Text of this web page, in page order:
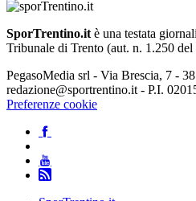
SporTrentino.it è una testata
Tribunale di Trento (aut. n. 1.250
PegasoMedia srl - Via Brescia, 7 -
redazione@sportrentino.it - P.I.
Preferenze cookie